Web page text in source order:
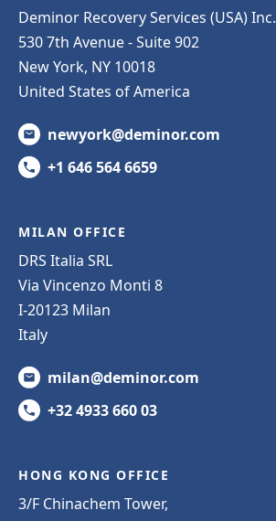
Deminor Recovery Services (USA) Inc.
530 7th Avenue - Suite 902
New York, NY 10018
United States of America
newyork@deminor.com
+1 646 564 6659
MILAN OFFICE
DRS Italia SRL
Via Vincenzo Monti 8
I-20123 Milan
Italy
milan@deminor.com
+32 4933 660 03
HONG KONG OFFICE
3/F Chinachem Tower,